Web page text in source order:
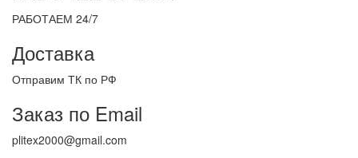
РАБОТАЕМ 24/7
Доставка
Отправим ТК по РФ
Заказ по Email
plitex2000@gmail.com